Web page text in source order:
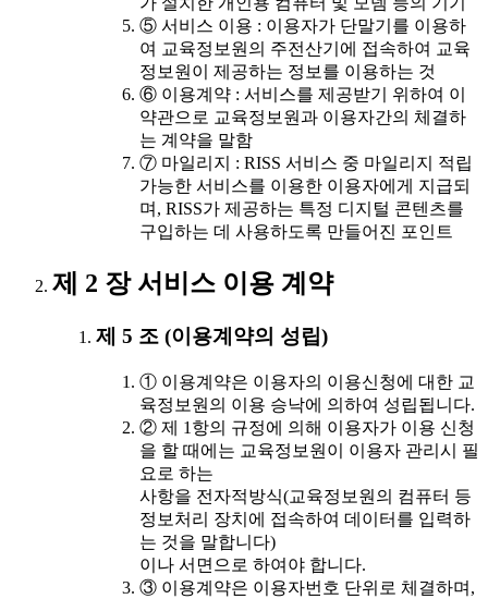
⑤ 서비스 이용 : 이용자가 단말기를 이용하
여 교육정보원의 주전산기에 접속하여 교육
정보원이 제공하는 정보를 이용하는 것
⑥ 이용계약 : 서비스를 제공받기 위하여 이
약관으로 교육정보원과 이용자간의 체결하
는 계약을 말함
⑦ 마일리지 : RISS 서비스 중 마일리지 적립
가능한 서비스를 이용한 이용자에게 지급되
며, RISS가 제공하는 특정 디지털 콘텐츠를
구입하는 데 사용하도록 만들어진 포인트
제 2 장 서비스 이용 계약
제 5 조 (이용계약의 성립)
① 이용계약은 이용자의 이용신청에 대한 교
육정보원의 이용 승낙에 의하여 성립됩니다.
② 제 1항의 규정에 의해 이용자가 이용 신청
을 할 때에는 교육정보원이 이용자 관리시 필
요로 하는
사항을 전자적방식(교육정보원의 컴퓨터 등
정보처리 장치에 접속하여 데이터를 입력하
는 것을 말합니다)
이나 서면으로 하여야 합니다.
③ 이용계약은 이용자번호 단위로 체결하며,